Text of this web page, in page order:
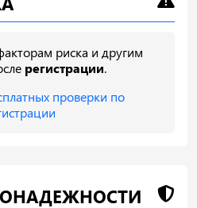
риска и другим
регистрации.
проверки по